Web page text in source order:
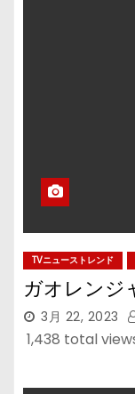
TVニューストレンド
ガオレンジ
3月 22, 2023
1,438 total